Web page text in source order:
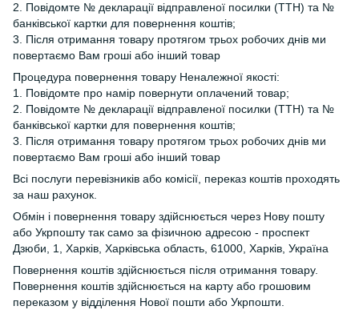
2. Повідомте № декларації відправленої посилки (ТТН) та №
банківської картки для повернення коштів;
3. Після отримання товару протягом трьох робочих днів ми
повертаємо Вам гроші або інший товар
Процедура повернення товару Неналежної якості:
1. Повідомте про намір повернути оплачений товар;
2. Повідомте № декларації відправленої посилки (ТТН) та №
банківської картки для повернення коштів;
3. Після отримання товару протягом трьох робочих днів ми
повертаємо Вам гроші або інший товар
Всі послуги перевізників або комісії, переказ коштів проходять
за наш рахунок.
Обмін і повернення товару здійснюється через Нову пошту
або Укрпошту так само за фізичною адресою - проспект
Дзюби, 1, Харків, Харківська область, 61000, Харків, Україна
Повернення коштів здійснюється після отримання товару.
Повернення коштів здійснюється на карту або грошовим
переказом у відділення Нової пошти або Укрпошти.